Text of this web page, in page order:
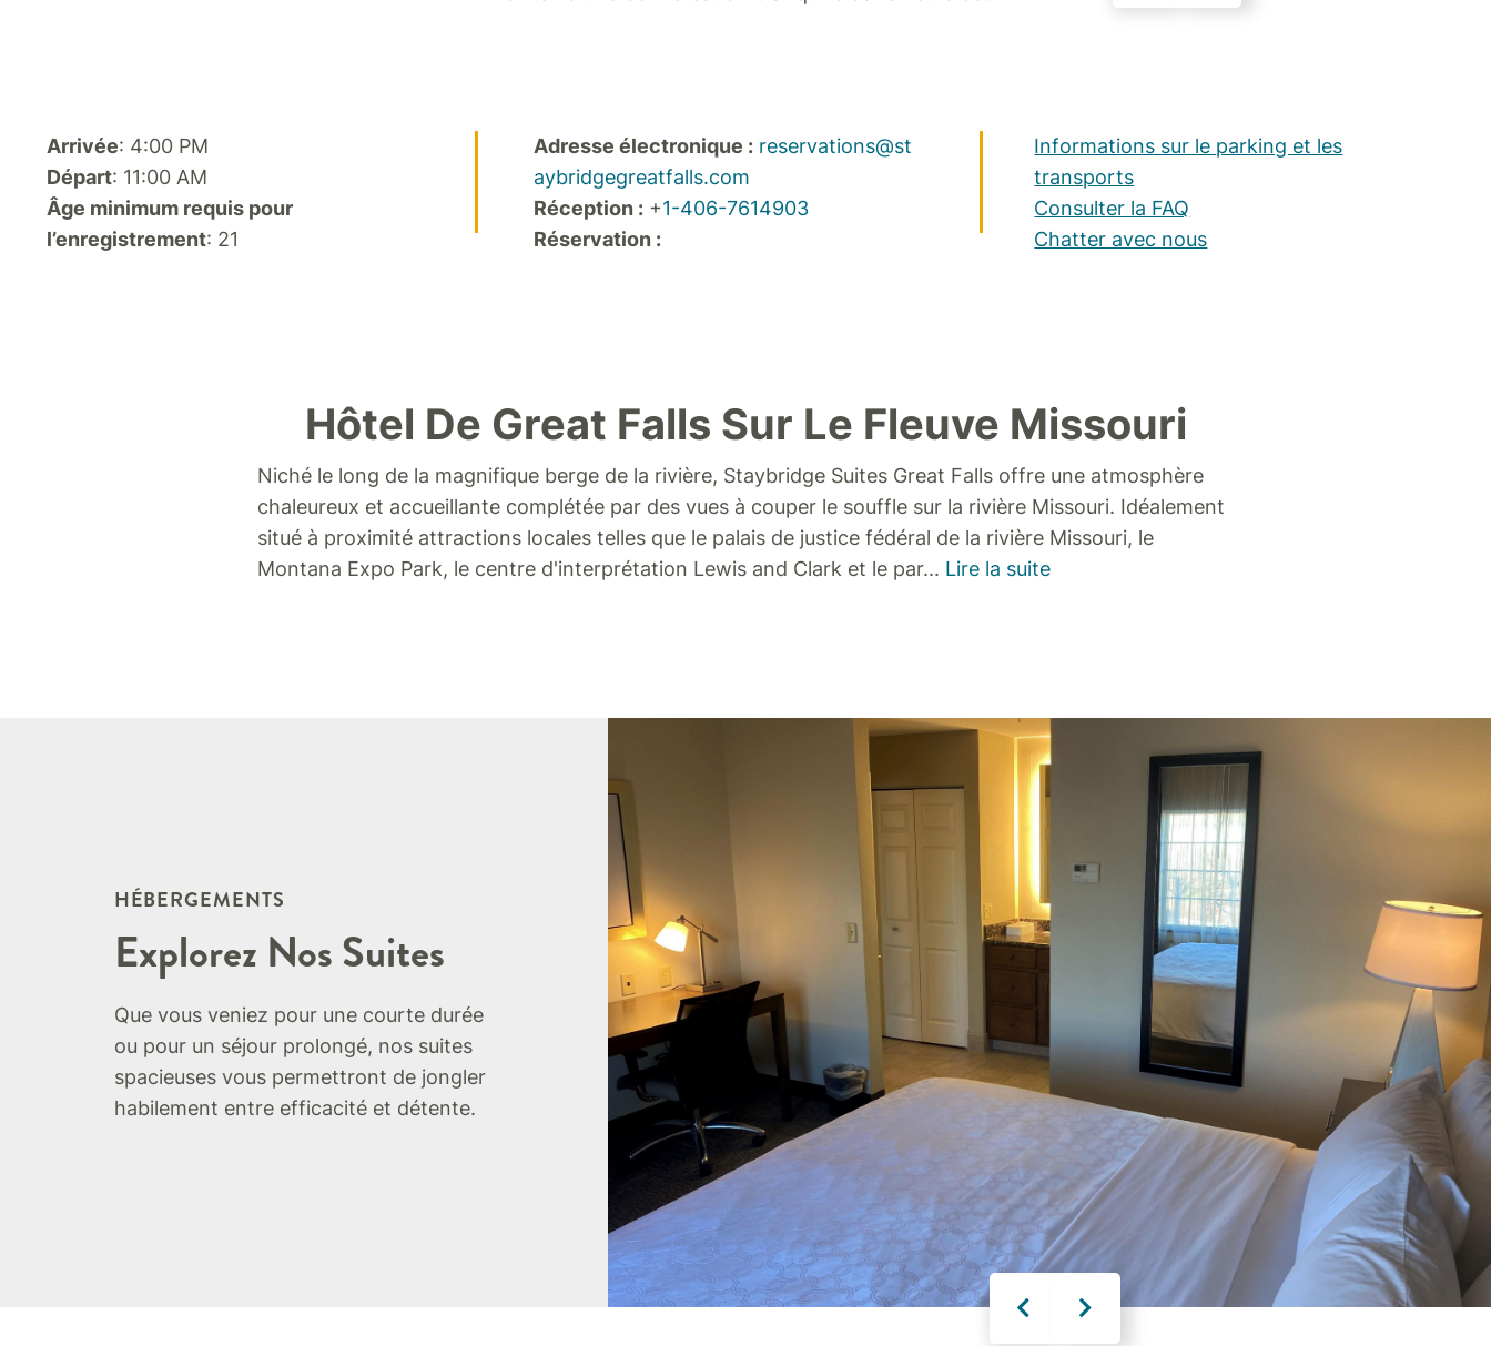
Arrivée: 4:00 PM
Départ: 11:00 AM
Âge minimum requis pour
l’enregistrement: 21
Adresse électronique : reservations@st
aybridgegreatfalls.com
Réception :+1-406-7614903
Réservation :
Informations sur le parking et les
transports
Consulter la FAQ
Chatter avec nous
Hôtel De Great Falls Sur Le Fleuve Missouri
Niché le long de la magnifique berge de la rivière, Staybridge Suites Great Falls offre une atmosphère
chaleureux et accueillante complétée par des vues à couper le souffle sur la rivière Missouri. Idéalement
situé à proximité attractions locales telles que le palais de justice fédéral de la rivière Missouri, le
Montana Expo Park, le centre d'interprétation Lewis and Clark et le par... Lire la suite
HÉBERGEMENTS
Explorez Nos Suites
Que vous veniez pour une courte durée
ou pour un séjour prolongé, nos suites
spacieuses vous permettront de jongler
habilement entre efficacité et détente.